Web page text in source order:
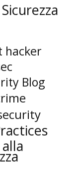
hacker
Blog